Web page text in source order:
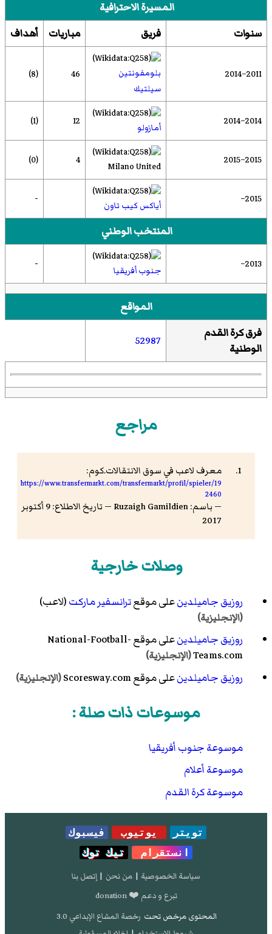
المسيرة الاحترافية
سنوات
فريق مباريات أهداف
2011–2014
بلومفونتين
سيلتيك
46
(8)
2014–2014
أمازولو
12
(1)
2015–2015
Milano United
4
(0)
2015–
أياكس كيب تاون -
المنتخب الوطني
2013–
جنوب أفريقيا -
المواقع
فرق كرة القدم
الوطنية
52987
مراجع
معرف لاعب في سوق الانتقالات.كوم:
https://www.transfermarkt.com/transfermarkt/profil/spieler/19
2460
— باسم: Ruzaigh Gamildien — تاريخ الاطلاع: 9 أكتوبر
2017
وصلات خارجية
روزيق جاميلدينعلى موقعترانسفير ماركت(لاعب)
(الإنجليزية)
روزيق جاميلدين
على موقع National-Football-
Teams.com(الإنجليزية)
روزيق جاميلدينعلى موقع Scoresway.com (الإنجليزية)
موسوعات ذات صلة :
موسوعة جنوب أفريقيا
موسوعة أعلام
موسوعة كرة القدم
تويتر يوتيوب
فيسبوك
انستقرام
تيك توك
سياسة الخصوصية | من نحن | إتصل بنا
تبرع و دعم ❤️ donation
المحتوى مرخص تحت رخصة المشاع الإبداعي 3.0